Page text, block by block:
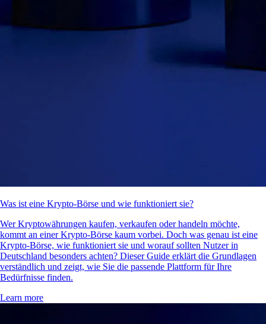
Was ist eine Krypto-Börse und wie funktioniert sie?
Wer Kryptowährungen kaufen, verkaufen oder handeln möchte,
kommt an einer Krypto-Börse kaum vorbei. Doch was genau ist eine
Krypto-Börse, wie funktioniert sie und worauf sollten Nutzer in
Deutschland besonders achten? Dieser Guide erklärt die Grundlagen
verständlich und zeigt, wie Sie die passende Plattform für Ihre
Bedürfnisse finden.
Learn more